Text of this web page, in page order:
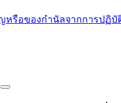
หรือของกำนัลจากการปฏิบั